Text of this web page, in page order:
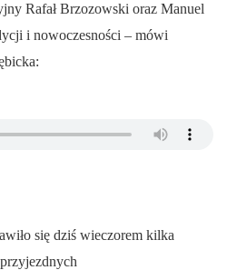
Rafał Brzozowski oraz Manuel
i nowoczesności – mówi
się dziś wieczorem kilka